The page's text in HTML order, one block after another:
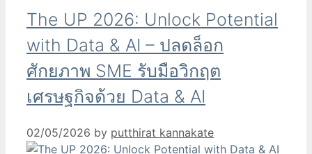
The UP 2026: Unlock Potential
with Data & AI – ปลดล็อก
ศักยภาพ SME รับมือวิกฤต
เศรษฐกิจด้วย Data & AI
02/05/2026 by putthirat kannakate